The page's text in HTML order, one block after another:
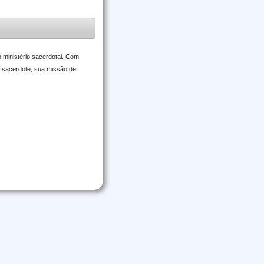
sacerdotal. Com
sacerdote, sua missão de